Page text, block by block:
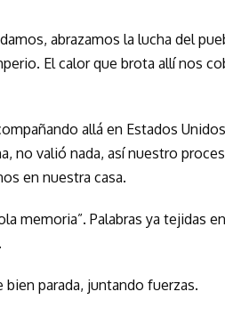
abrazamos la lucha del
El calor que brota allí nos
allá en Estados
no valió nada, así nuestro
en nuestra casa.
memoria”. Palabras ya tejidas
bien parada, juntando fuerzas.